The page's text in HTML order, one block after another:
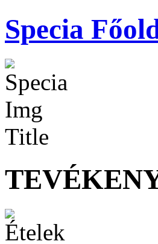
Specia